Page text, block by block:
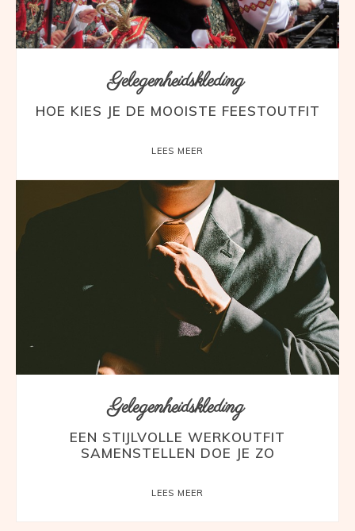
Gelegenheidskleding
HOE KIES JE DE MOOISTE FEESTOUTFIT
LEES MEER
Gelegenheidskleding
EEN STIJLVOLLE WERKOUTFIT
SAMENSTELLEN DOE JE ZO
LEES MEER